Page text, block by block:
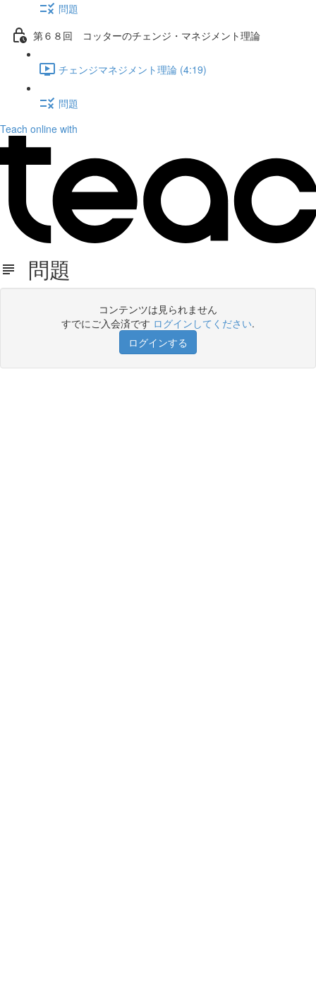
問題
第６８回 コッターのチェンジ・マネジメント理論
チェンジマネジメント理論 (4:19)
問題
Teach online with
問題
コンテンツは見られません
すでにご入会済です ログインしてください.
ログインする